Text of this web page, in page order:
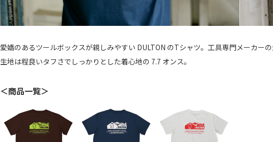
愛嬌のあるツールボックスが親しみやすい DULTON のTシャツ。工具専門メーカー
生地は程良いタフさでしっかりとした着心地の 7.7 オンス。
＜商品一覧＞